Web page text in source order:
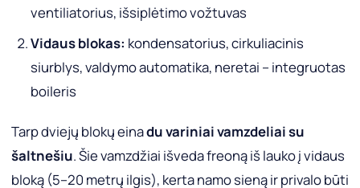
ventiliatorius, išsiplėtimo vožtuvas
Vidaus blokas: kondensatorius, cirkuliacinis
siurblys, valdymo automatika, neretai – integruotas
boileris
Tarp dviejų blokų einadu variniai vamzdeliai su
šaltnešiu. Šie vamzdžiai išveda freoną iš lauko į vidaus
bloką (5–20 metrų ilgis), kerta namo sieną ir privalo būti